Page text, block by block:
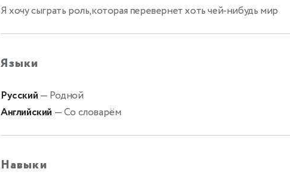
Я хочу сыграть роль,которая перевернет хоть чей-нибудь мир
Языки
Русский — Родной
Английский — Со словарём
Навыки